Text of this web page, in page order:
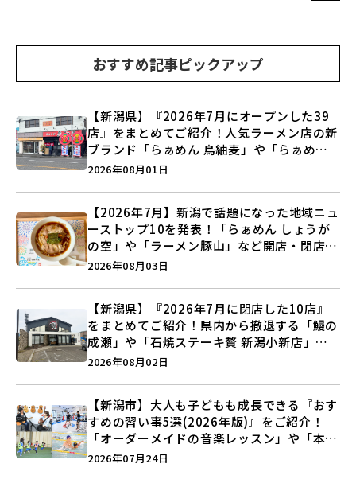
おすすめ記事ピックアップ
【新潟県】『2026年7月にオープンした39
店』をまとめてご紹介！人気ラーメン店の新
ブランド「らぁめん 鳥紬麦」や「らぁめん
しょうがの空」など盛りだくさん♪
2026年08月01日
【2026年7月】新潟で話題になった地域ニュ
ーストップ10を発表！「らぁめん しょうが
の空」や「ラーメン豚山」など開店・閉店の
注目記事をランキングでご紹介♪
2026年08月03日
【新潟県】『2026年7月に閉店した10店』
をまとめてご紹介！県内から撤退する「鰻の
成瀬」や「石焼ステーキ贅 新潟小新店」が
営業に幕…。
2026年08月02日
【新潟市】大人も子どもも成長できる『おす
すめの習い事5選(2026年版)』をご紹介！
「オーダーメイドの音楽レッスン」や「本格
キックボクシング」で新しい自分を見つけよ
2026年07月24日